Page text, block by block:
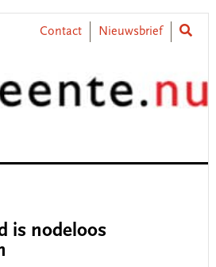
Contact Nieuwsbrief
is nodeloos